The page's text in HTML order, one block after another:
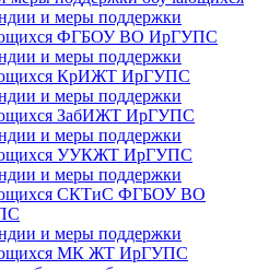
и меры поддержки
ФГБОУ ВО ИрГУПС
и меры поддержки
КрИЖТ ИрГУПС
и меры поддержки
ЗабИЖТ ИрГУПС
и меры поддержки
УУКЖТ ИрГУПС
и меры поддержки
СКТиС ФГБОУ ВО
и меры поддержки
МК ЖТ ИрГУПС